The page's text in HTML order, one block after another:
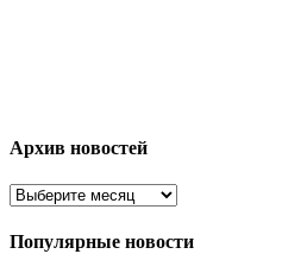
Архив новостей
Популярные новости